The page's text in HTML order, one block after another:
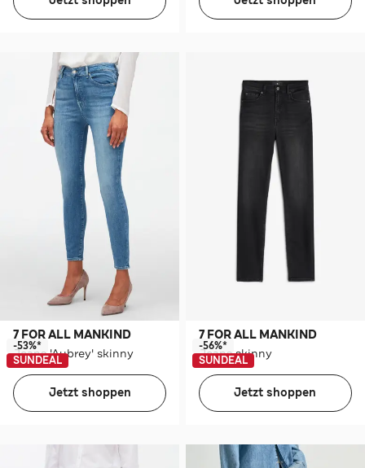
7 FOR ALL MANKIND
Jeans 'Aubrey' skinny
-53%*
SUNDEAL
Jetzt shoppen
7 FOR ALL MANKIND
Jeans skinny
-56%*
SUNDEAL
Jetzt shoppen